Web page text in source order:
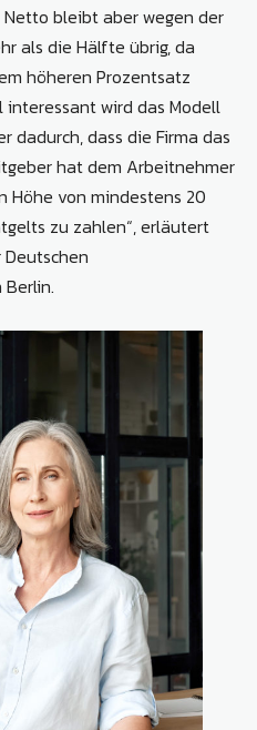
bleibt aber wegen der
als die Hälfte übrig, da
höheren Prozentsatz
wird das Modell
dadurch, dass die Firma das
hat dem Arbeitnehmer
Höhe von mindestens 20
zu zahlen“, erläutert